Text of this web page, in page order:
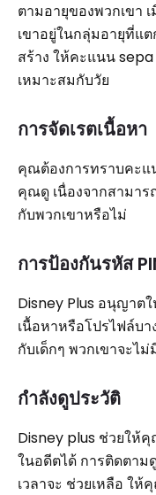
ตามอายุของพวกเขา
เขาอยู่ในกลุ่มอายุที่แ
สร้าง ให้คะแนน
เหมาะสมกับวัย
การจัดเรตเนื้อหา
คุณต้องการทราบคะแ
คุณดู เนื่องจากสามาร
กับพวกเขาหรือไม่
การป้องกันรหัส
Disney Plus อนุญาต
เนื้อหาหรือโปรไฟล์บ
กับเด็กๆ พวกเขาจะไ
กำลังดูประวัติ
Disney plus ช่วยให้
ในอดีตได้ การติดตา
เวลาจะ ช่วยเหลือ ใ